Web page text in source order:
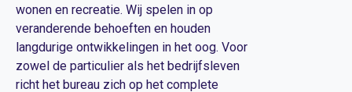
wonen en recreatie. Wij spelen in op
veranderende behoeften en houden
langdurige ontwikkelingen in het oog. Voor
zowel de particulier als het bedrijfsleven
richt het bureau zich op het complete